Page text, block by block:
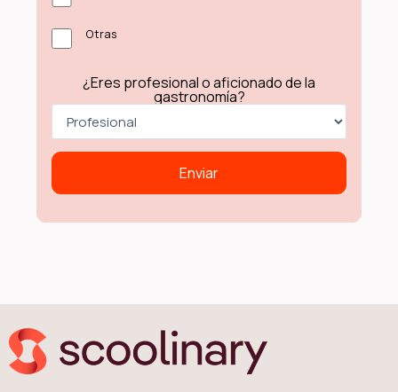
Otras
¿Eres profesional o aficionado de la
gastronomía?